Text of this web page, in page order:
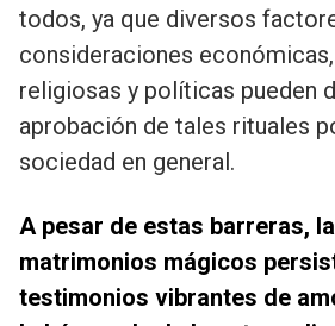
todos, ya que diversos
consideraciones
religiosas y políticas pueden
aprobación de tales rituales
sociedad en general.
A pesar de estas barreras,
matrimonios mágicos
testimonios vibrantes de